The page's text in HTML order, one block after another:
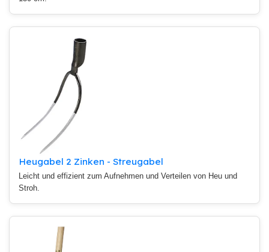
Heugabel 2 Zinken - Streugabel
Leicht und effizient zum Aufnehmen und Verteilen von Heu und
Stroh.